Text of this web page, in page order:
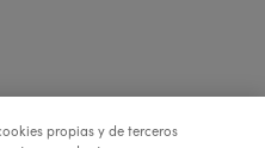
propias y de terceros